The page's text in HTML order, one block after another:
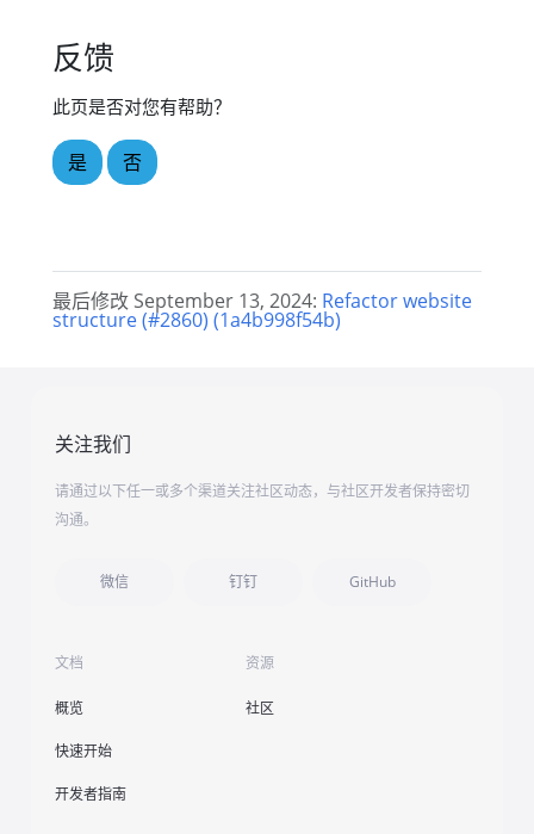
反馈
此页是否对您有帮助？
是 否
最后修改 September 13, 2024: Refactor website
structure (#2860) (1a4b998f54b)
关注我们
请通过以下任一或多个渠道关注社区动态，与社区开发者保持密切
沟通。
微信 钉钉 GitHub
文档
概览
快速开始
开发者指南
资源
社区